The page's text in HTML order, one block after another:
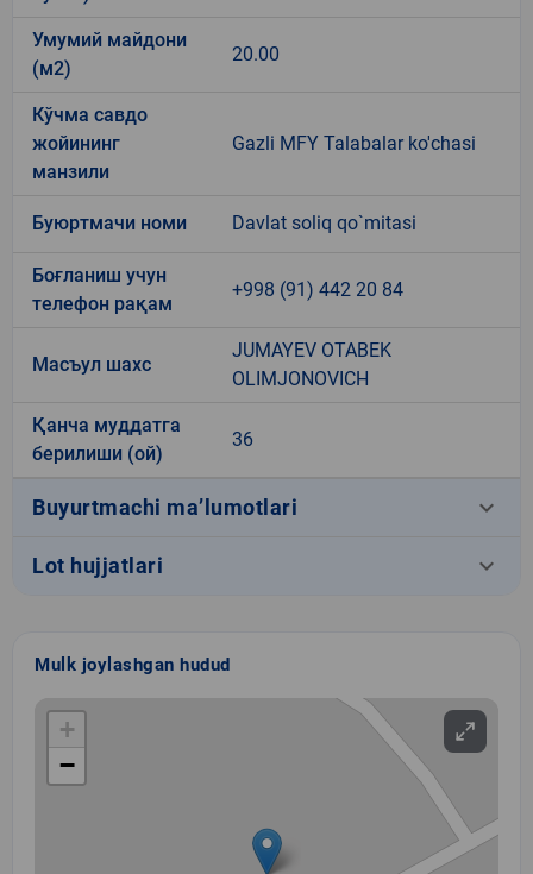
Умумий майдони
(м2)
20.00
Кўчма савдо
жойининг
манзили
Gazli MFY Talabalar ko'chasi
Буюртмачи номи Davlat soliq qo`mitasi
Боғланиш учун
телефон рақам
+998 (91) 442 20 84
Масъул шахс
JUMAYEV OTABEK
OLIMJONOVICH
Қанча муддатга
берилиши (ой)
36
Buyurtmachi ma’lumotlari keyboard_arrow_down
Lot hujjatlari keyboard_arrow_down
Mulk joylashgan hudud
+
−